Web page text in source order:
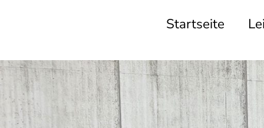
Startseite